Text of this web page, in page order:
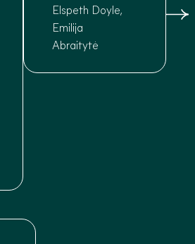
Elspeth Doyle,
Emilija
Abraitytė